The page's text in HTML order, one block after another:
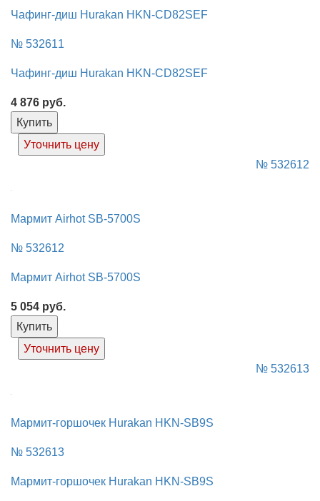
Чафинг-диш Hurakan HKN-CD82SEF
№ 532611
Чафинг-диш Hurakan HKN-CD82SEF
4 876 руб.
Купить
Уточнить цену
№ 532612
Мармит Airhot SB-5700S
№ 532612
Мармит Airhot SB-5700S
5 054 руб.
Купить
Уточнить цену
№ 532613
Мармит-горшочек Hurakan HKN-SB9S
№ 532613
Мармит-горшочек Hurakan HKN-SB9S